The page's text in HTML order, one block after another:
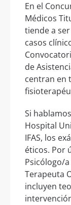
En el
Médicos
tiende a
casos
de
centran en
Si
Hospital
IFAS, los
éticos. Por
Psicólogo/
Terapeuta
incluyen